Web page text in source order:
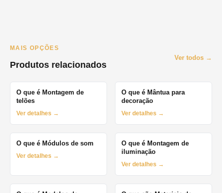
MAIS OPÇÕES
Produtos relacionados
Ver todos →
O que é Montagem de
telões
Ver detalhes →
O que é Mântua para
decoração
Ver detalhes →
O que é Módulos de som
Ver detalhes →
O que é Montagem de
iluminação
Ver detalhes →